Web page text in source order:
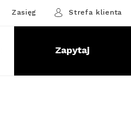
Zasięg Strefa klienta
Zapytaj